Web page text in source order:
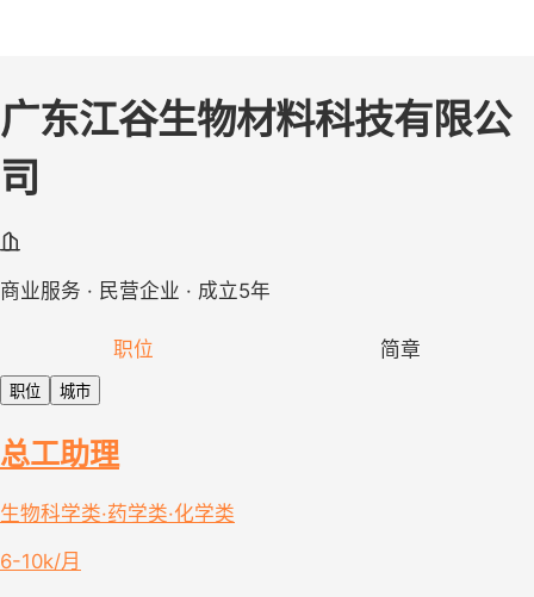
广东江谷生物材料科技有限公
司
商业服务 · 民营企业 · 成立5年
职位 简章
职位 城市
总工助理
生物科学类·药学类·化学类
6-10k/月